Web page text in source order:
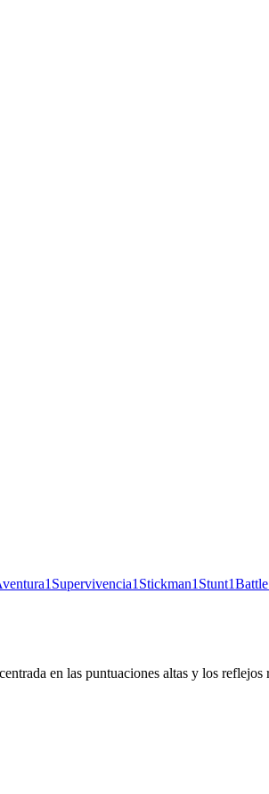
1 Supervivencia1 Stickman1 Stunt1
en las puntuaciones altas y los